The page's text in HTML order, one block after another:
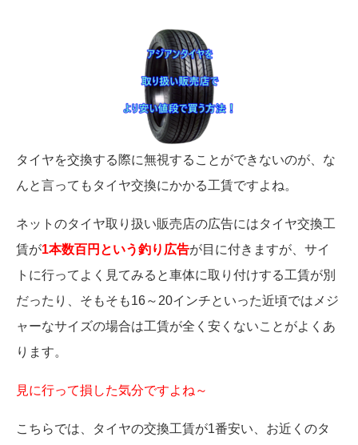
タイヤを交換する際に無視することができないのが、な
んと言ってもタイヤ交換にかかる工賃ですよね。
ネットのタイヤ取り扱い販売店の広告にはタイヤ交換工
賃が1本数百円という釣り広告が目に付きますが、サイ
トに行ってよく見てみると車体に取り付けする工賃が別
だったり、そもそも16～20インチといった近頃ではメジ
ャーなサイズの場合は工賃が全く安くないことがよくあ
ります。
見に行って損した気分ですよね～
こちらでは、タイヤの交換工賃が1番安い、お近くのタ